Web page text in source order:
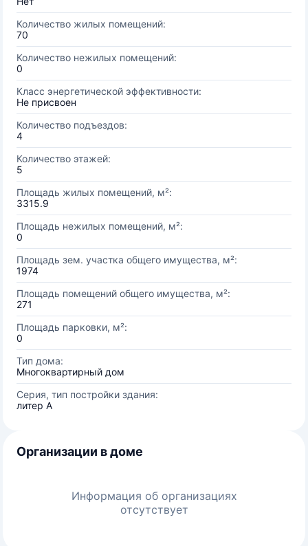
Количество жилых помещений:
70
Количество нежилых помещений:
0
Класс энергетической эффективности:
Не присвоен
Количество подъездов:
4
Количество этажей:
5
Площадь жилых помещений, м²:
3315.9
Площадь нежилых помещений, м²:
0
Площадь зем. участка общего имущества, м²:
1974
Площадь помещений общего имущества, м²:
271
Площадь парковки, м²:
0
Тип дома:
Многоквартирный дом
Серия, тип постройки здания:
литер А
Организации в доме
Информация об организациях
отсутствует